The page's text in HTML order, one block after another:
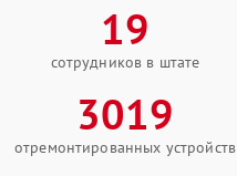
19
сотрудников в штате
3019
отремонтированных устройств